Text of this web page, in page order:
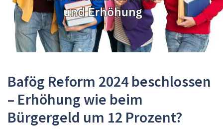
Bafög Reform 2024 beschlossen
– Erhöhung wie beim
Bürgergeld um 12 Prozent?